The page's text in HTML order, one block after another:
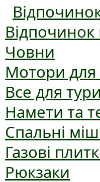
Відпочинок
Човни
Мотори для
Все для
Намети та
Спальні
Газові
Рюкзаки